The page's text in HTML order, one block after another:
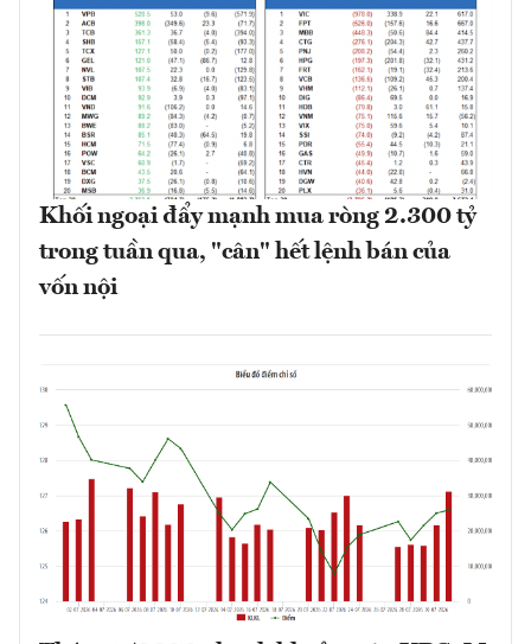
Khối ngoại đẩy mạnh mua ròng 2.300 tỷ
trong tuần qua, "cân" hết lệnh bán của
vốn nội